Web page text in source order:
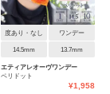
度あり・なし ワンデー
14.5mm 13.7mm
エティアレオーヴワンデー
ペリドット
¥1,958